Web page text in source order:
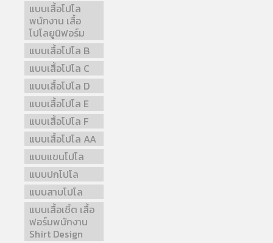
แบบเสื้อโปโล
พนักงาน เสื้อ
โปโลยูนิฟอร์ม
แบบเสื้อโปโล B
แบบเสื้อโปโล C
แบบเสื้อโปโล D
แบบเสื้อโปโล E
แบบเสื้อโปโล F
แบบเสื้อโปโล AA
แบบแขนโปโล
แบบปกโปโล
แบบสาบโปโล
แบบเสื้อเชิ้ต เสื้อ
ฟอร์มพนักงาน
Shirt Design